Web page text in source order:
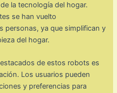
la tecnología del hogar.
se han vuelto
personas, ya que simplifican y
del hogar.
de estos robots es
Los usuarios pueden
y preferencias para